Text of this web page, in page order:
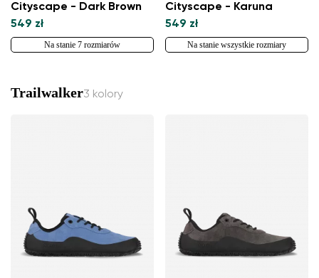
Wybierz język
Cityscape - Dark Brown
549 zł
Na stanie 7 rozmiarów
Cityscape - Karuna
549 zł
Na stanie wszystkie rozmiary
Trailwalker3 kolory